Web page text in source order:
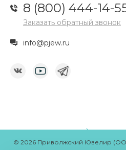
8 (800) 444-14-
Заказать обратный звонок
info@pjew.ru
© 2026 Приволжский Ювелир